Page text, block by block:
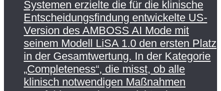
Systemen erzielte die für die klinische
Entscheidungsfindung entwickelte US-
Version des AMBOSS AI Mode mit
seinem Modell LiSA 1.0 den ersten Platz
in der Gesamtwertung. In der Kategorie
„Completeness“, die misst, ob alle
klinisch notwendigen Maßnahmen